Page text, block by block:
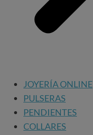
JOYERÍA ONLINE
PULSERAS
PENDIENTES
COLLARES